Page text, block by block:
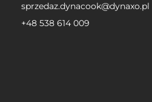
sprzedaz.dynacook@dynaxo.pl
+48 538 614 009